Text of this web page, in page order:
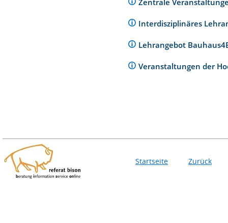
Interdisziplinäres
Lehrangebot
Veranstaltungen der
Startseite Zurück